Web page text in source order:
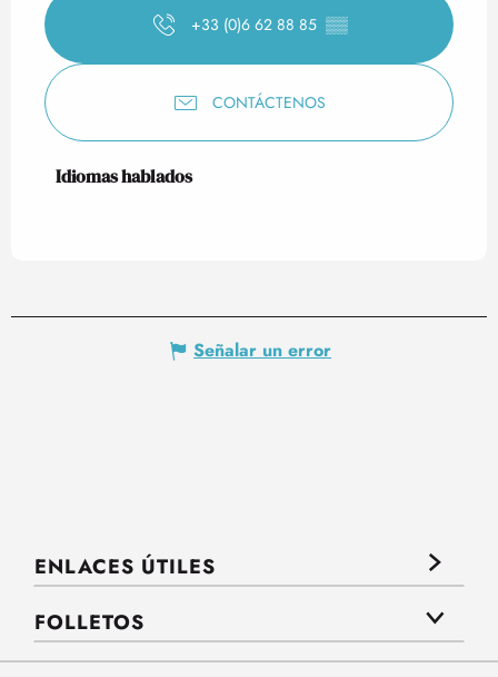
+33 (0)6 62 88 85 ▒▒
CONTÁCTENOS
Idiomas hablados
Idiomas hablados
Señalar un error
ENLACES ÚTILES
FOLLETOS